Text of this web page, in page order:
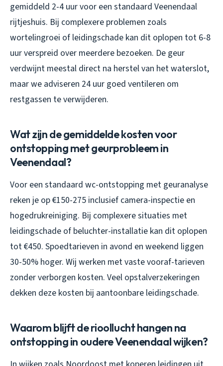
gemiddeld 2-4 uur voor een standaard Veenendaal
rijtjeshuis. Bij complexere problemen zoals
wortelingroei of leidingschade kan dit oplopen tot 6-8
uur verspreid over meerdere bezoeken. De geur
verdwijnt meestal direct na herstel van het waterslot,
maar we adviseren 24 uur goed ventileren om
restgassen te verwijderen.
Wat zijn de gemiddelde kosten voor
ontstopping met geurprobleem in
Veenendaal?
Voor een standaard wc-ontstopping met geuranalyse
reken je op €150-275 inclusief camera-inspectie en
hogedrukreiniging. Bij complexere situaties met
leidingschade of beluchter-installatie kan dit oplopen
tot €450. Spoedtarieven in avond en weekend liggen
30-50% hoger. Wij werken met vaste vooraf-tarieven
zonder verborgen kosten. Veel opstalverzekeringen
dekken deze kosten bij aantoonbare leidingschade.
Waarom blijft de rioollucht hangen na
ontstopping in oudere Veenendaal wijken?